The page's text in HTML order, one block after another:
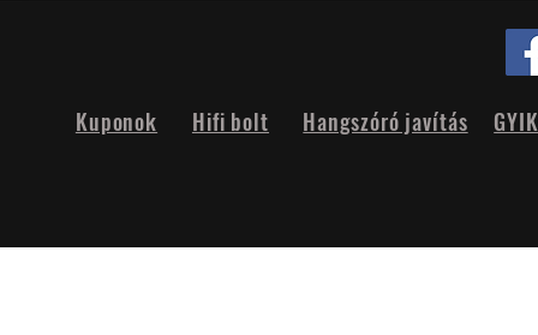
Hifi bolt
Kuponok Hangszóró javítás GYIK